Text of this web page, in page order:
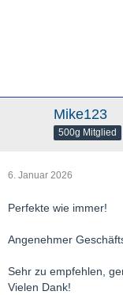
Mike123
500g Mitglied
6. Januar 2026
Perfekte wie immer!
Angenehmer
Sehr zu empfehlen,
Vielen Dank!